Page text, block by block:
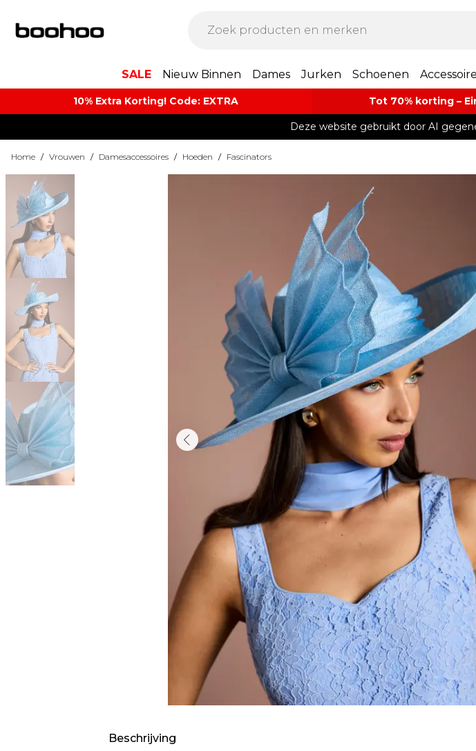
SALE Nieuw Binnen Dames Jurken Schoenen
10% Extra Korting! Code: EXTRA​ Tot 70% korting –
Deze website gebruikt door AI
Home / Vrouwen / Damesaccessoires / Hoeden / Fascinators
Beschrijving